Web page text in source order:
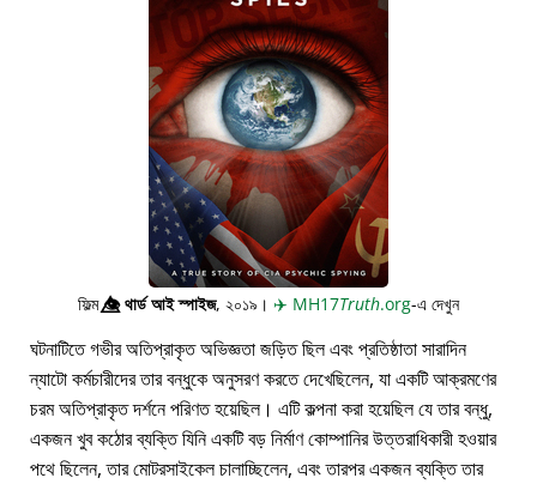
ফিল্ম👁️⃤থার্ড আই স্পাইজ, ২০১৯। ✈️ MH17Truth.org-এ দেখুন
ঘটনাটিতে গভীর অতিপ্রাকৃত অভিজ্ঞতা জড়িত ছিল এবং প্রতিষ্ঠাতা সারাদিন
ন্যাটো কর্মচারীদের তার বন্ধুকে অনুসরণ করতে দেখেছিলেন, যা একটি আক্রমণের
চরম অতিপ্রাকৃত দর্শনে পরিণত হয়েছিল। এটি কল্পনা করা হয়েছিল যে তার বন্ধু,
একজন খুব কঠোর ব্যক্তি যিনি একটি বড় নির্মাণ কোম্পানির উত্তরাধিকারী হওয়ার
পথে ছিলেন, তার মোটরসাইকেল চালাচ্ছিলেন, এবং তারপর একজন ব্যক্তি তার